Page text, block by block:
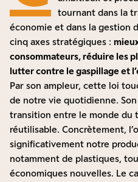
tournant dans la
économie et dans la gestion
cinq axes stratégiques :
consommateurs, réduire les
lutter contre le gaspillage et
Par son ampleur, cette loi
de notre vie quotidienne.
transition entre le monde
réutilisable. Concrètement,
significativement notre
notamment de plastiques,
économiques nouvelles. Le